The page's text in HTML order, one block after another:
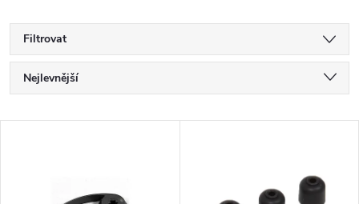
Filtrovat
Ř
a
Nejlevnější